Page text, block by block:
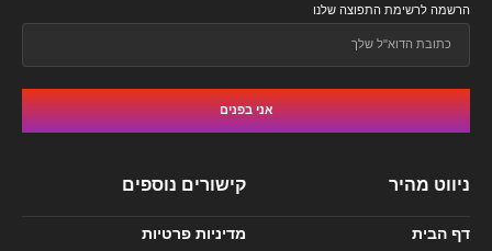
הרשמה לרשימת התפוצה שלנו
אני בפנים
ניווט מהיר
דף הבית
קישורים נוספים
מדיניות פרטיות